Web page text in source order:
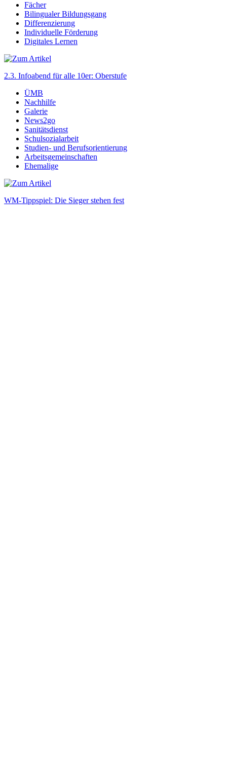
Fächer
Bilingualer Bildungsgang
Differenzierung
Individuelle Förderung
Digitales Lernen
2.3. Infoabend für alle 10er: Oberstufe
ÜMB
Nachhilfe
Galerie
News2go
Sanitätsdienst
Schulsozialarbeit
Studien- und Berufsorientierung
Arbeitsgemeinschaften
Ehemalige
WM-Tippspiel: Die Sieger stehen fest